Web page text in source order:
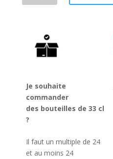
Je souhaite
commander
des bouteilles de 33 cl
?
Il faut un multiple de 24
et au moins 24